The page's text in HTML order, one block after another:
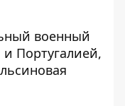
военный
Португалией,